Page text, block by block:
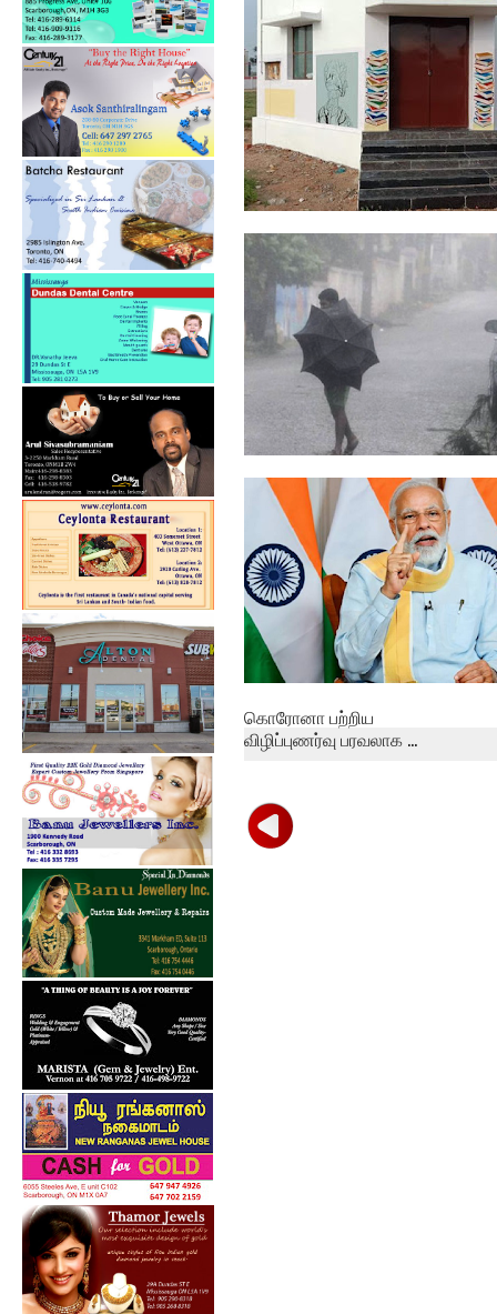
இன்று கவிஞர் பிரமிள் நினைவு
தினம்.
தமிழகத்தில் 24 மணிநேரத்தில்
கனமழைக்...
கொரோனா பற்றிய
விழிப்புணர்வு பரவலாக ...